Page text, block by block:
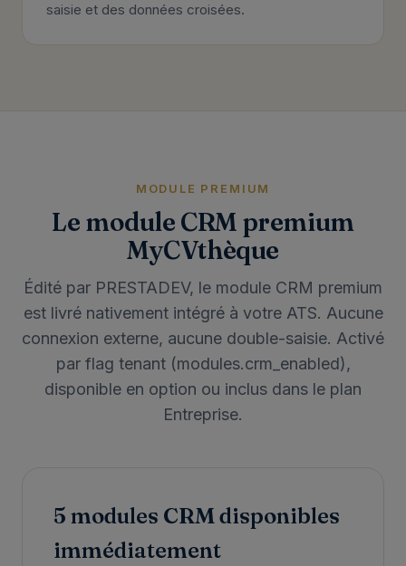
saisie et des données croisées.
MODULE PREMIUM
Le module CRM premium
MyCVthèque
Édité par PRESTADEV, le module CRM premium
est livré nativement intégré à votre ATS. Aucune
connexion externe, aucune double-saisie. Activé
par flag tenant (modules.crm_enabled),
disponible en option ou inclus dans le plan
Entreprise.
5 modules CRM disponibles
immédiatement